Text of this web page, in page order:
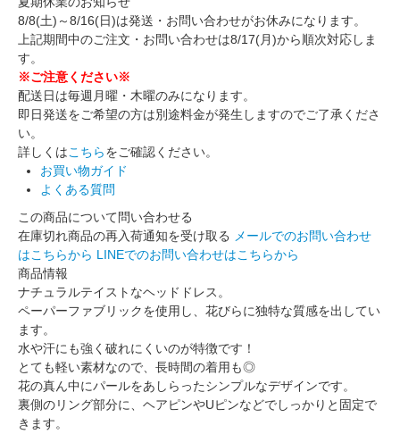
8/8(土)～8/16(日)は発送・お問い合わせがお休みになります。
上記期間中のご注文・お問い合わせは8/17(月)から順次対応しま
す。
※ご注意ください※
配送日は毎週月曜・木曜のみになります。
即日発送をご希望の方は別途料金が発生しますのでご了承くださ
い。
詳しくはこちらをご確認ください。
お買い物ガイド
よくある質問
この商品について問い合わせる
在庫切れ商品の再入荷通知を受け取る
メールでのお問い合わせ
はこちらから LINEでのお問い合わせはこちらから
商品情報
ナチュラルテイストなヘッドドレス。
ペーパーファブリックを使用し、花びらに独特な質感を出してい
ます。
水や汗にも強く破れにくいのが特徴です！
とても軽い素材なので、長時間の着用も◎
花の真ん中にパールをあしらったシンプルなデザインです。
裏側のリング部分に、ヘアピンやUピンなどでしっかりと固定で
きます。